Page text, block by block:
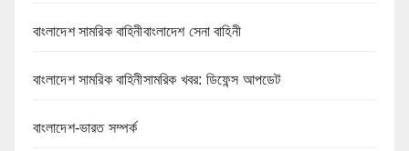
বাংলাদেশ সামরিক বাহিনীবাংলাদেশ সেনা বাহিনী
বাংলাদেশ সামরিক বাহিনীসামরিক খবর: ডিফেন্স আপডেট
বাংলাদেশ-ভারত সম্পর্ক